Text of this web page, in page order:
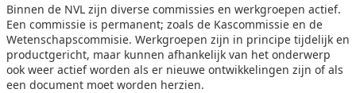
Binnen de NVL zijn diverse commissies en werkgroepen actief.
Een commissie is permanent; zoals de Kascommissie en de
Wetenschapscommisie. Werkgroepen zijn in principe tijdelijk en
productgericht, maar kunnen afhankelijk van het onderwerp
ook weer actief worden als er nieuwe ontwikkelingen zijn of als
een document moet worden herzien.